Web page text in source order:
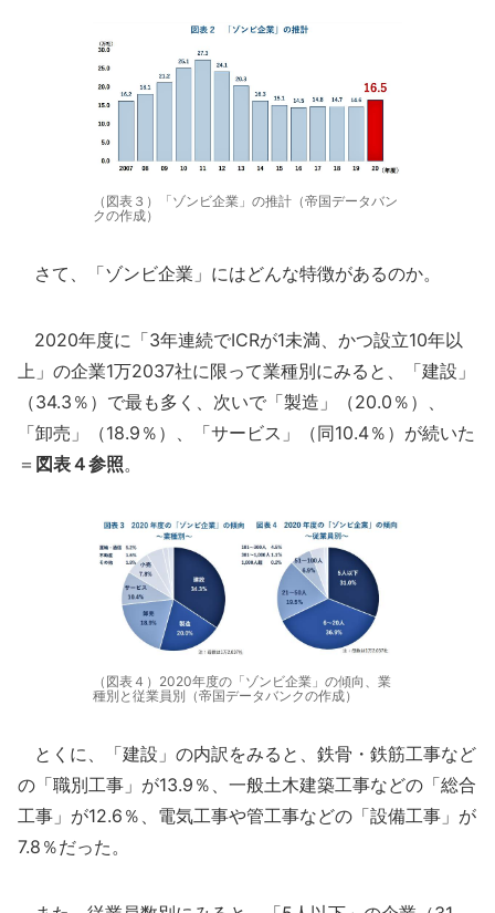
（図表３）「ゾンビ企業」の推計（帝国データバン
クの作成）
さて、「ゾンビ企業」にはどんな特徴があるのか。
2020年度に「3年連続でICRが1未満、かつ設立10年以
上」の企業1万2037社に限って業種別にみると、「建設」
（34.3％）で最も多く、次いで「製造」（20.0％）、
「卸売」（18.9％）、「サービス」（同10.4％）が続いた
＝ 図表４参照。
（図表４）2020年度の「ゾンビ企業」の傾向、業
種別と従業員別（帝国データバンクの作成）
とくに、「建設」の内訳をみると、鉄骨・鉄筋工事など
の「職別工事」が13.9％、一般土木建築工事などの「総合
工事」が12.6％、電気工事や管工事などの「設備工事」が
7.8％だった。